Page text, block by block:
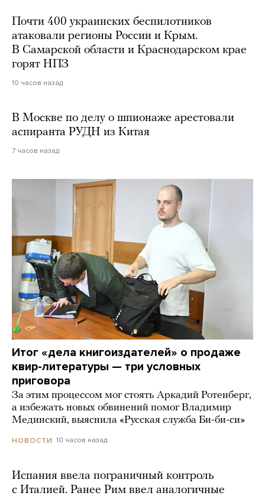
Почти 400 украинских беспилотников
атаковали регионы России и Крым.
В Самарской области и Краснодарском крае
горят НПЗ
10 часов назад
В Москве по делу о шпионаже арестовали
аспиранта РУДН из Китая
7 часов назад
Итог «дела книгоиздателей» о продаже
квир-литературы — три условных
приговора
За этим процессом мог стоять Аркадий Ротенберг,
а избежать новых обвинений помог Владимир
Мединский, выяснила «Русская служба Би-би-си»
НОВОСТИ 10 часов назад
Испания ввела пограничный контроль
с Италией. Ранее Рим ввел аналогичные